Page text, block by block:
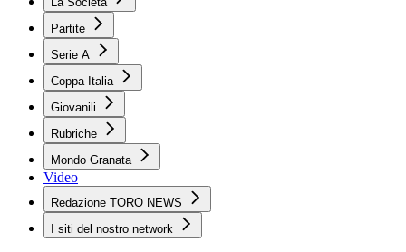
Partite
Serie A
Coppa Italia
Giovanili
Rubriche
Mondo Granata
Video
Redazione TORO NEWS
I siti del nostro network